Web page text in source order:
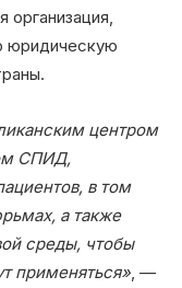
юридическую
центром
СПИД,
в том
а также
среды, чтобы
применяться» , —